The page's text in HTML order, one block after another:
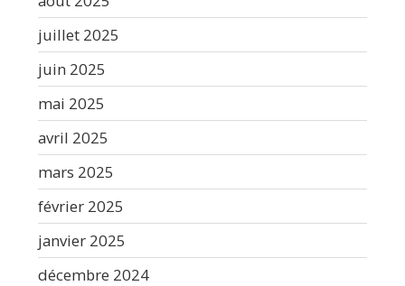
juillet 2025
juin 2025
mai 2025
avril 2025
mars 2025
février 2025
janvier 2025
décembre 2024